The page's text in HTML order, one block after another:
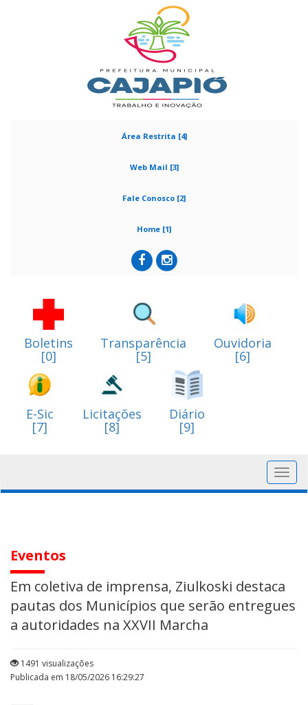
Área Restrita [4]
Web Mail [3]
Fale Conosco [2]
Home [1]
Boletins
[0]
Transparência
[5]
Ouvidoria
[6]
E-Sic
[7]
Licitações
[8]
Diário
[9]
Eventos
Em coletiva de imprensa, Ziulkoski destaca
pautas dos Municípios que serão entregues
a autoridades na XXVII Marcha
1491 visualizações
Publicada em 18/05/2026 16:29:27